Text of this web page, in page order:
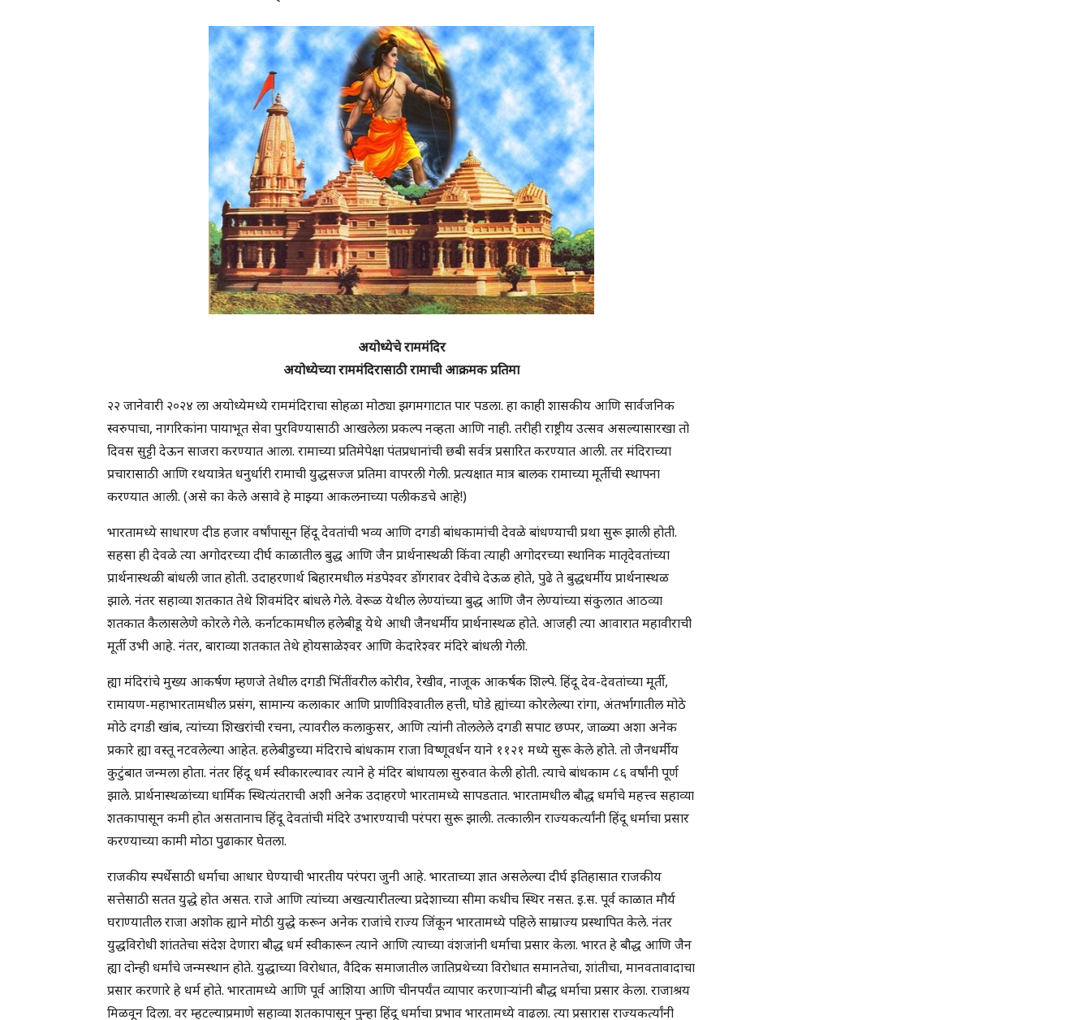
अयोध्येचे राममंदिर
अयोध्येच्या राममंदिरासाठी रामाची आक्रमक प्रतिमा
२२ जानेवारी २०२४ ला अयोध्येमध्ये राममंदिराचा सोहळा मोठ्या झगमगाटात पार पडला. हा काही शासकीय आणि सार्वजनिक
स्वरुपाचा, नागरिकांना पायाभूत सेवा पुरविण्यासाठी आखलेला प्रकल्प नव्हता आणि नाही. तरीही राष्ट्रीय उत्सव असल्यासारखा तो
दिवस सुट्टी देऊन साजरा करण्यात आला. रामाच्या प्रतिमेपेक्षा पंतप्रधानांची छबी सर्वत्र प्रसारित करण्यात आली. तर मंदिराच्या
प्रचारासाठी आणि रथयात्रेत धनुर्धारी रामाची युद्धसज्ज प्रतिमा वापरली गेली. प्रत्यक्षात मात्र बालक रामाच्या मूर्तीची स्थापना
करण्यात आली. (असे का केले असावे हे माझ्या आकलनाच्या पलीकडचे आहे!)
भारतामध्ये साधारण दीड हजार वर्षांपासून हिंदू देवतांची भव्य आणि दगडी बांधकामांची देवळे बांधण्याची प्रथा सुरू झाली होती.
सहसा ही देवळे त्या अगोदरच्या दीर्घ काळातील बुद्ध आणि जैन प्रार्थनास्थळी किंवा त्याही अगोदरच्या स्थानिक मातृदेवतांच्या
प्रार्थनास्थळी बांधली जात होती. उदाहरणार्थ बिहारमधील मंडपेश्वर डोंगरावर देवीचे देऊळ होते, पुढे ते बुद्धधर्मीय प्रार्थनास्थळ
झाले. नंतर सहाव्या शतकात तेथे शिवमंदिर बांधले गेले. वेरूळ येथील लेण्यांच्या बुद्ध आणि जैन लेण्यांच्या संकुलात आठव्या
शतकात कैलासलेणे कोरले गेले. कर्नाटकामधील हलेबीडू येथे आधी जैनधर्मीय प्रार्थनास्थळ होते. आजही त्या आवारात महावीराची
मूर्ती उभी आहे. नंतर, बाराव्या शतकात तेथे होयसाळेश्वर आणि केदारेश्वर मंदिरे बांधली गेली.
ह्या मंदिरांचे मुख्य आकर्षण म्हणजे तेथील दगडी भिंतींवरील कोरीव, रेखीव, नाजूक आकर्षक शिल्पे. हिंदू देव-देवतांच्या मूर्ती,
रामायण-महाभारतामधील प्रसंग, सामान्य कलाकार आणि प्राणीविश्वातील हत्ती, घोडे ह्यांच्या कोरलेल्या रांगा, अंतर्भागातील मोठे
मोठे दगडी खांब, त्यांच्या शिखरांची रचना, त्यावरील कलाकुसर, आणि त्यांनी तोललेले दगडी सपाट छप्पर, जाळ्या अशा अनेक
प्रकारे ह्या वस्तू नटवलेल्या आहेत. हलेबीडुच्या मंदिराचे बांधकाम राजा विष्णूवर्धन याने ११२१ मध्ये सुरू केले होते. तो जैनधर्मीय
कुटुंबात जन्मला होता. नंतर हिंदू धर्म स्वीकारल्यावर त्याने हे मंदिर बांधायला सुरुवात केली होती. त्याचे बांधकाम ८६ वर्षांनी पूर्ण
झाले. प्रार्थनास्थळांच्या धार्मिक स्थित्यंतराची अशी अनेक उदाहरणे भारतामध्ये सापडतात. भारतामधील बौद्ध धर्माचे महत्त्व सहाव्या
शतकापासून कमी होत असतानाच हिंदू देवतांची मंदिरे उभारण्याची परंपरा सुरू झाली. तत्कालीन राज्यकर्त्यांनी हिंदू धर्माचा प्रसार
करण्याच्या कामी मोठा पुढाकार घेतला.
राजकीय स्पर्धेसाठी धर्माचा आधार घेण्याची भारतीय परंपरा जुनी आहे. भारताच्या ज्ञात असलेल्या दीर्घ इतिहासात राजकीय
सत्तेसाठी सतत युद्धे होत असत. राजे आणि त्यांच्या अखत्यारीतल्या प्रदेशाच्या सीमा कधीच स्थिर नसत. इ.स. पूर्व काळात मौर्य
घराण्यातील राजा अशोक ह्याने मोठी युद्धे करून अनेक राजांचे राज्य जिंकून भारतामध्ये पहिले साम्राज्य प्रस्थापित केले. नंतर
युद्धविरोधी शांततेचा संदेश देणारा बौद्ध धर्म स्वीकारून त्याने आणि त्याच्या वंशजांनी धर्माचा प्रसार केला. भारत हे बौद्ध आणि जैन
ह्या दोन्ही धर्मांचे जन्मस्थान होते. युद्धाच्या विरोधात, वैदिक समाजातील जातिप्रथेच्या विरोधात समानतेचा, शांतीचा, मानवतावादाचा
प्रसार करणारे हे धर्म होते. भारतामध्ये आणि पूर्व आशिया आणि चीनपर्यंत व्यापार करणाऱ्यांनी बौद्ध धर्माचा प्रसार केला. राजाश्रय
मिळवून दिला. वर म्हटल्याप्रमाणे सहाव्या शतकापासून पुन्हा हिंदू धर्माचा प्रभाव भारतामध्ये वाढला. त्या प्रसारास राज्यकर्त्यांनी